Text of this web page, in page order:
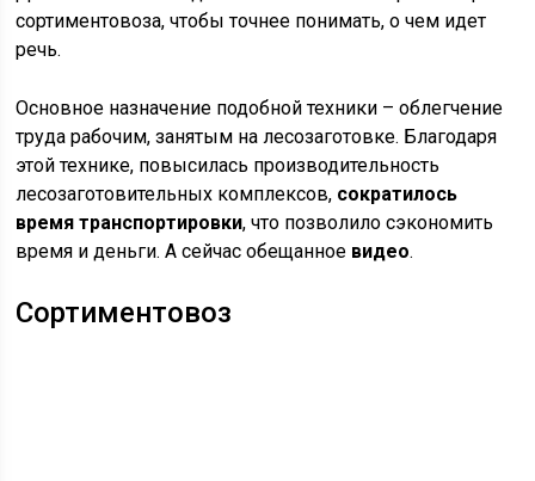
сортиментовоза, чтобы точнее понимать, о чем идет
речь.
Основное назначение подобной техники – облегчение
труда рабочим, занятым на лесозаготовке. Благодаря
этой технике, повысилась производительность
лесозаготовительных комплексов, сократилось
время транспортировки, что позволило сэкономить
время и деньги. А сейчас обещанное видео.
Сортиментовоз